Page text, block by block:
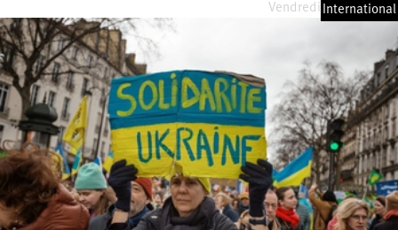
Vendredi 10 avril 2026
International